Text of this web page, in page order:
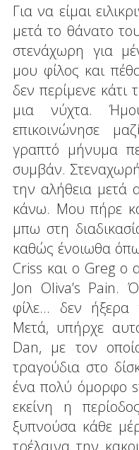
Για να είμαι
μετά το θάνατο
στενάχωρη για
μου φίλος και
δεν περίμενε κάτι
μια νύχτα.
επικοινώνησε
γραπτό μήνυμα
συμβάν.
την αλήθεια μετά
κάνω. Μου πήρε
μπω στη
καθώς ένοιωθα
Criss και ο Greg ο
Jon Oliva’s Pain.
φίλε... δεν
Μετά, υπήρχε
Dan, με τον
τραγούδια στο
ένα πολύ όμορφο
εκείνη η
ξυπνούσα κάθε
τρέλαινα την